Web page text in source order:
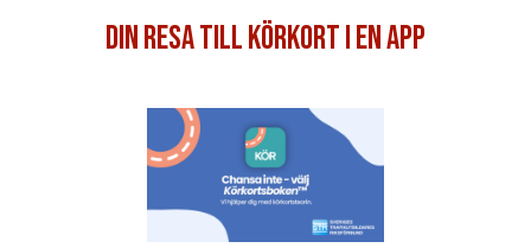
Din resa till körkort i en app